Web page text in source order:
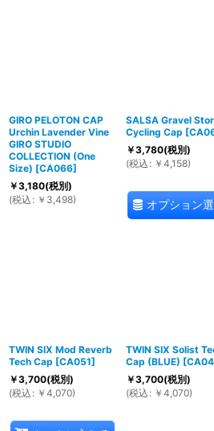
GIRO PELOTON CAP
Urchin Lavender Vine
GIRO STUDIO
COLLECTION (One
Size) [CA066]
￥3,180(税別)
(税込 : ￥ 3,498)
SALSA Gravel
Cycling Cap [
￥3,780(税別)
(税込 : ￥ 4,158)
オプション
TWIN SIX Mod Reverb
Tech Cap [CA051]
￥3,700(税別)
(税込 : ￥ 4,070)
TWIN SIX Solist
Cap (BLUE) [
￥3,700(税別)
(税込 : ￥ 4,070)